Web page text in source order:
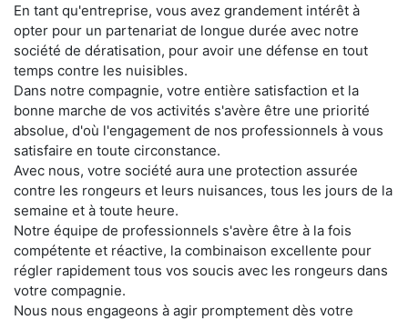
En tant qu'entreprise, vous avez grandement intérêt à
opter pour un partenariat de longue durée avec notre
société de dératisation, pour avoir une défense en tout
temps contre les nuisibles.
Dans notre compagnie, votre entière satisfaction et la
bonne marche de vos activités s'avère être une priorité
absolue, d'où l'engagement de nos professionnels à vous
satisfaire en toute circonstance.
Avec nous, votre société aura une protection assurée
contre les rongeurs et leurs nuisances, tous les jours de la
semaine et à toute heure.
Notre équipe de professionnels s'avère être à la fois
compétente et réactive, la combinaison excellente pour
régler rapidement tous vos soucis avec les rongeurs dans
votre compagnie.
Nous nous engageons à agir promptement dès votre